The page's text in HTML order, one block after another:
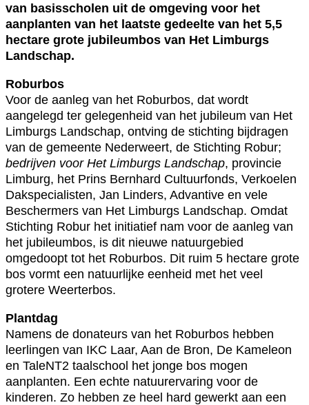
van basisscholen uit de omgeving voor het
aanplanten van het laatste gedeelte van het 5,5
hectare grote jubileumbos van Het Limburgs
Landschap.
Roburbos
Voor de aanleg van het Roburbos, dat wordt
aangelegd ter gelegenheid van het jubileum van Het
Limburgs Landschap, ontving de stichting bijdragen
van de gemeente Nederweert, de Stichting Robur;
bedrijven voor Het Limburgs Landschap, provincie
Limburg, het Prins Bernhard Cultuurfonds, Verkoelen
Dakspecialisten, Jan Linders, Advantive en vele
Beschermers van Het Limburgs Landschap. Omdat
Stichting Robur het initiatief nam voor de aanleg van
het jubileumbos, is dit nieuwe natuurgebied
omgedoopt tot het Roburbos. Dit ruim 5 hectare grote
bos vormt een natuurlijke eenheid met het veel
grotere Weerterbos.
Plantdag
Namens de donateurs van het Roburbos hebben
leerlingen van IKC Laar, Aan de Bron, De Kameleon
en TaleNT2 taalschool het jonge bos mogen
aanplanten. Een echte natuurervaring voor de
kinderen. Zo hebben ze heel hard gewerkt aan een